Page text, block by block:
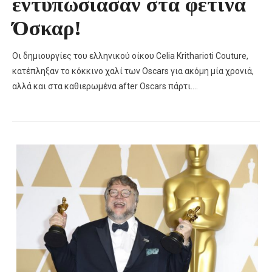
Όσκαρ!
Οι δημιουργίες του ελληνικού οίκου Celia Kritharioti Couture,
κατέπληξαν το κόκκινο χαλί των Oscars για ακόμη μία χρονιά,
αλλά και στα καθιερωμένα after Oscars πάρτι….